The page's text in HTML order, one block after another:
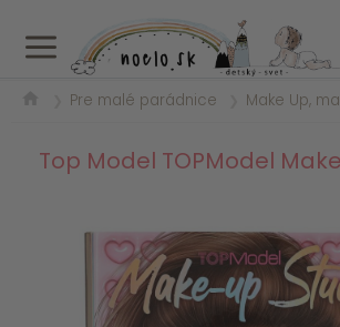
a
Pre malé parádnice Make Up,
Top Model TOPModel